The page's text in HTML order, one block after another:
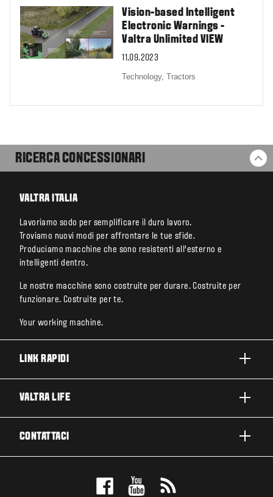
Vision-based Intelligent
Electronic Warnings -
Valtra Unlimited VIEW
11.09.2023
Technology,Tractors
RICERCA CONCESSIONARI
VALTRA ITALIA
Lavoriamo sodo per semplificare il duro lavoro.
Troviamo nuovi modi per affrontare le tue sfide.
Produciamo macchine che sono resistenti all’esterno e
intelligenti dentro.
Le nostre macchine sono costruite per durare. Costruite per
funzionare. Costruite per te.
Your working machine.
LINK RAPIDI
TECNOLOGIE VALTRA
VALTRA LIFE
CONTATTACI
PRENOTA UN TEST DRIVE